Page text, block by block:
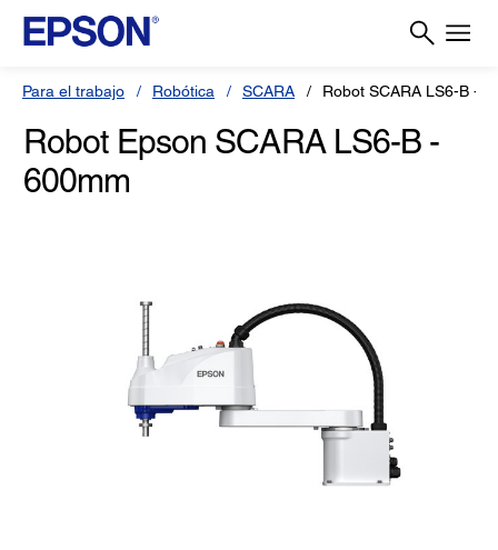
Para el trabajo Robótica SCARA Robot SCARA LS6-B -
Robot Epson SCARA LS6-B -
600mm